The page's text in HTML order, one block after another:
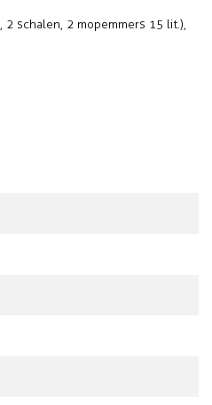
schalen, 2 mopemmers 15 lit.),